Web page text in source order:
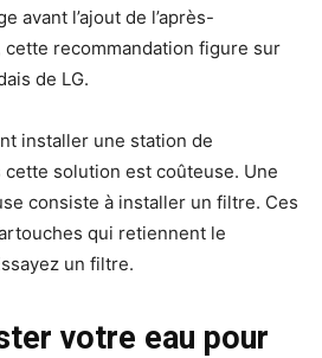
avant l’ajout de l’après-
cette recommandation figure sur
de LG.
installer une station de
cette solution est coûteuse. Une
consiste à installer un filtre. Ces
qui retiennent le
un filtre.
votre eau pour